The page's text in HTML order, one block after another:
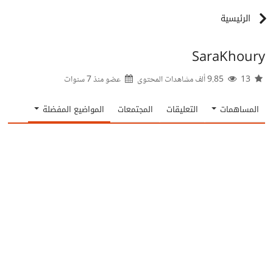
الرئيسية
SaraKhoury
عضو منذ7 سنوات
المساهمات التعليقات المجتمعات المواضيع المفضلة